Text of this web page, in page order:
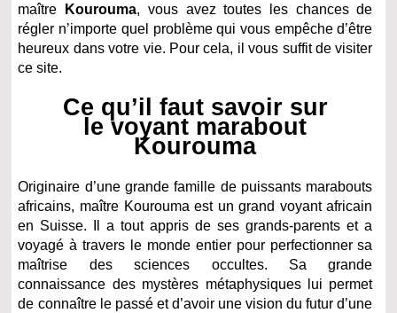
maître
Kourouma, vous avez toutes les chances de
régler n’importe quel problème qui vous empêche d’être
heureux dans votre vie. Pour cela, il vous suffit de visiter
ce site.
Ce qu’il faut savoir sur
le voyant marabout
Kourouma
Originaire d’une grande famille de puissants marabouts
africains, maître Kourouma est un grand voyant africain
en Suisse. Il a tout appris de ses grands-parents et a
voyagé à travers le monde entier pour perfectionner sa
maîtrise des sciences occultes. Sa grande
connaissance des mystères métaphysiques lui permet
de connaître le passé et d’avoir une vision du futur d’une